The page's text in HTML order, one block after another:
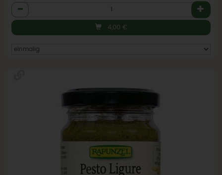
Anzahl
4,00 €